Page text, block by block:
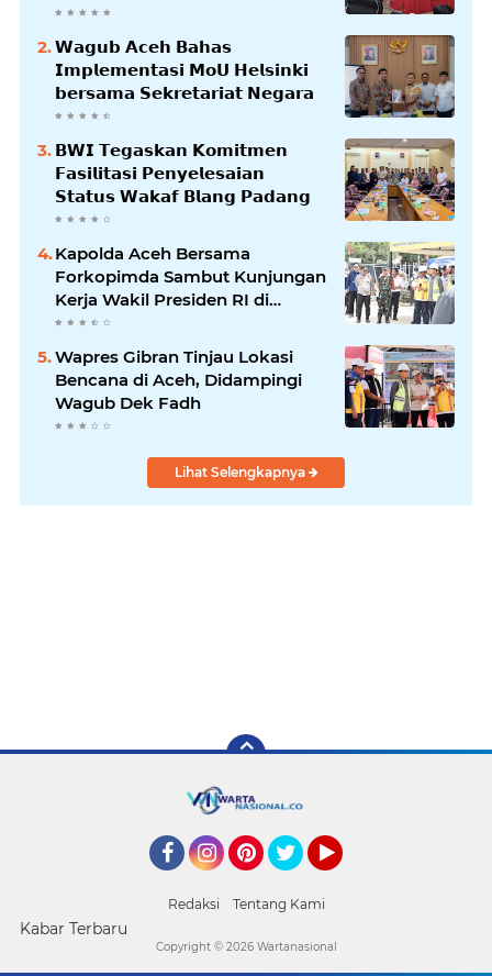
𝗕𝗹𝗮𝗻𝗴𝗽𝗮𝗱𝗮𝗻𝗴
𝗪𝗮𝗴𝘂𝗯 𝗔𝗰𝗲𝗵 𝗕𝗮𝗵𝗮𝘀
𝗜𝗺𝗽𝗹𝗲𝗺𝗲𝗻𝘁𝗮𝘀𝗶 𝗠𝗼𝗨 𝗛𝗲𝗹𝘀𝗶𝗻𝗸𝗶
𝗯𝗲𝗿𝘀𝗮𝗺𝗮 𝗦𝗲𝗸𝗿𝗲𝘁𝗮𝗿𝗶𝗮𝘁 𝗡𝗲𝗴𝗮𝗿𝗮
𝗕𝗪𝗜 𝗧𝗲𝗴𝗮𝘀𝗸𝗮𝗻 𝗞𝗼𝗺𝗶𝘁𝗺𝗲𝗻
𝗙𝗮𝘀𝗶𝗹𝗶𝘁𝗮𝘀𝗶 𝗣𝗲𝗻𝘆𝗲𝗹𝗲𝘀𝗮𝗶𝗮𝗻
𝗦𝘁𝗮𝘁𝘂𝘀 𝗪𝗮𝗸𝗮𝗳 𝗕𝗹𝗮𝗻𝗴 𝗣𝗮𝗱𝗮𝗻𝗴
Kapolda Aceh Bersama
Forkopimda Sambut Kunjungan
Kerja Wakil Presiden RI di
Kabupaten Bireuen
Wapres Gibran Tinjau Lokasi
Bencana di Aceh, Didampingi
Wagub Dek Fadh
Lihat Selengkapnya
Redaksi Tentang Kami
Kabar Terbaru
Copyright © 2026 Wartanasional